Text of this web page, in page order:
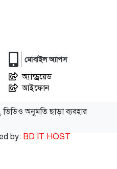
সাক্ষাৎ
রাসিক প্রশাসক
ফেন্সিডিলসহ ২ মাদক কারবারি
মোবাইল অ্যাপস
অ্যান্ড্রয়েড
আইফোন
অনুমতি ছাড়া ব্যবহার
by: BD IT HOST